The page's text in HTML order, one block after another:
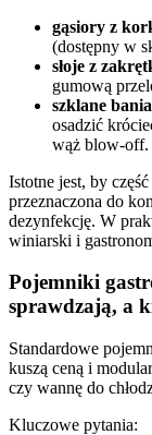
gąsiory z
(dostępny w
słoje z
gumową
szklane
osadzić
wąż blow-off.
Istotne jest, by
przeznaczona do
dezynfekcję. W
winiarski i
Pojemniki
sprawdzają, a
Standardowe
kuszą ceną i
czy wannę do
Kluczowe pytania: